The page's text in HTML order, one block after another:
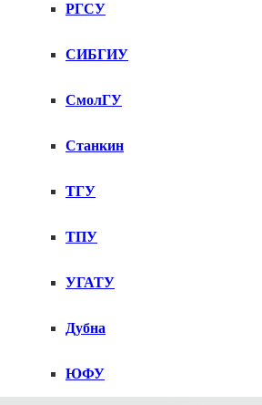
РГСУ
СИБГИУ
СмолГУ
Станкин
ТГУ
ТПУ
УГАТУ
Дубна
ЮФУ
13
13